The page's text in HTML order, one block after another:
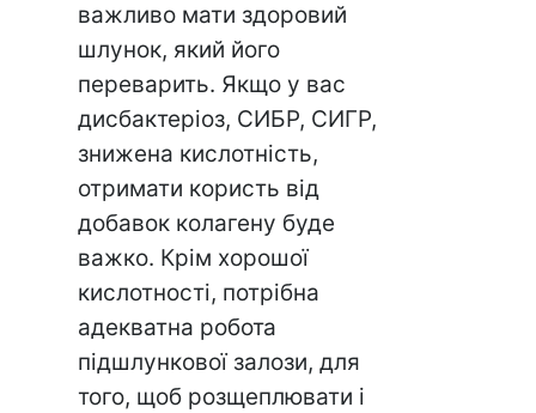
важливо мати здоровий
шлунок, який його
переварить. Якщо у вас
дисбактеріоз, СИБР, СИГР,
знижена кислотність,
отримати користь від
добавок колагену буде
важко. Крім хорошої
кислотності, потрібна
адекватна робота
підшлункової залози, для
того, щоб розщеплювати і